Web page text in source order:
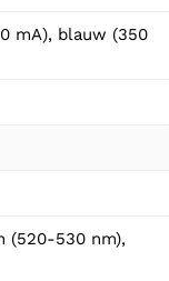
mA), blauw (350
(520-530 nm),